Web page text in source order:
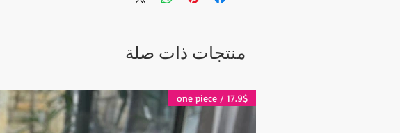
مختلفة عندما لا تكون مضاءة وعندما تكون مضاءة (فهي تظهر
منتجات ذات صلة
17.9$ / one piece